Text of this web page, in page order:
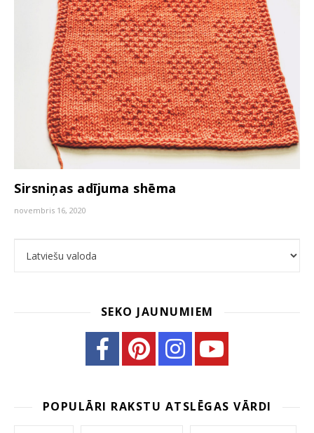
Sirsniņas adījuma shēma
novembris 16, 2020
Choose a language
SEKO JAUNUMIEM
POPULĀRI RAKSTU ATSLĒGAS VĀRDI